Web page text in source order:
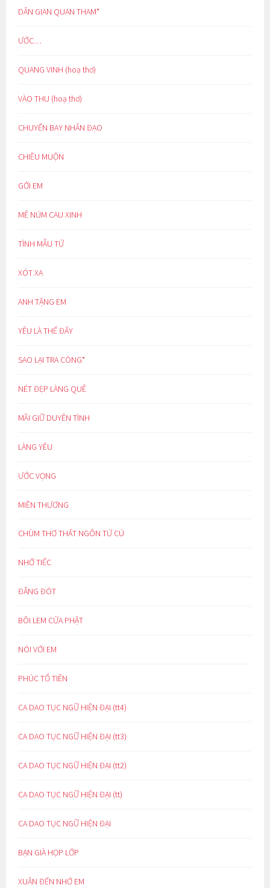
DÂN GIAN QUAN THAM*
ƯỚC…
QUANG VINH (hoạ thơ)
VÀO THU (hoạ thơ)
CHUYẾN BAY NHÂN ĐẠO
CHIỀU MUỘN
GỞI EM
MÊ NÚM CAU XINH
TÌNH MẪU TỬ
XÓT XA
ANH TẶNG EM
YÊU LÀ THẾ ĐẤY
SAO LẠI TRA CÒNG*
NÉT ĐẸP LÀNG QUÊ
MÃI GIỮ DUYÊN TÌNH
LÀNG YÊU
ƯỚC VỌNG
MIỀN THƯƠNG
CHÙM THƠ THẤT NGÔN TỨ CÚ
NHỚ TIẾC
ĐẮNG ĐÓT
BÔI LEM CỬA PHẬT
NÓI VỚI EM
PHÚC TỔ TIÊN
CA DAO TỤC NGỮ HIỆN ĐẠI (tt4)
CA DAO TỤC NGỮ HIỆN ĐẠI (tt3)
CA DAO TỤC NGỮ HIỆN ĐẠI (tt2)
CA DAO TỤC NGỮ HIỆN ĐẠI (tt)
CA DAO TỤC NGỮ HIỆN ĐẠI
BẠN GIÀ HỌP LỚP
XUÂN ĐẾN NHỚ EM